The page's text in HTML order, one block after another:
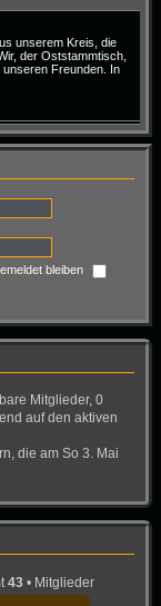
unserem Kreis, die
der Oststammtisch,
unseren Freunden. In
bleiben
Mitglieder, 0
auf den aktiven
die am So 3. Mai
43 • Mitglieder
Dog